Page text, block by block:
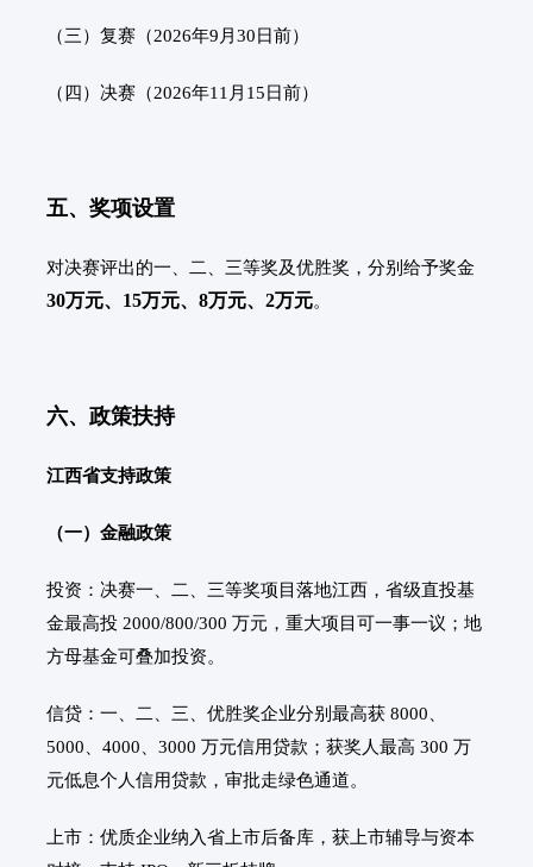
（三）复赛（2026年9月30日前）
（四）决赛（2026年11月15日前）
五、奖项设置
对决赛评出的一、二、三等奖及优胜奖，分别给予奖金
30万元、15万元、8万元、2万元。
六、政策扶持
江西省支持政策
（一）金融政策
投资：决赛一、二、三等奖项目落地江西，省级直投基
金最高投 2000/800/300 万元，重大项目可一事一议；地
方母基金可叠加投资。
信贷：一、二、三、优胜奖企业分别最高获 8000、
5000、4000、3000 万元信用贷款；获奖人最高 300 万
元低息个人信用贷款，审批走绿色通道。
上市：优质企业纳入省上市后备库，获上市辅导与资本